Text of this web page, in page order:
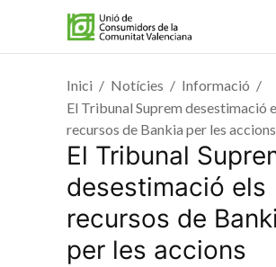
Inici Notícies
Informació
El Tribunal Suprem desestimació
recursos de Bankia per les accions
El Tribunal
desestimació els
recursos de
per les accions